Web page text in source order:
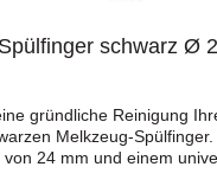
schwarz Ø
gründliche Reinigung
Melkzeug-
von 24 mm und einem